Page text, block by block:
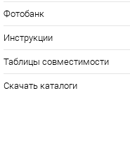
Фотобанк
Инструкции
Таблицы совместимости
Скачать каталоги